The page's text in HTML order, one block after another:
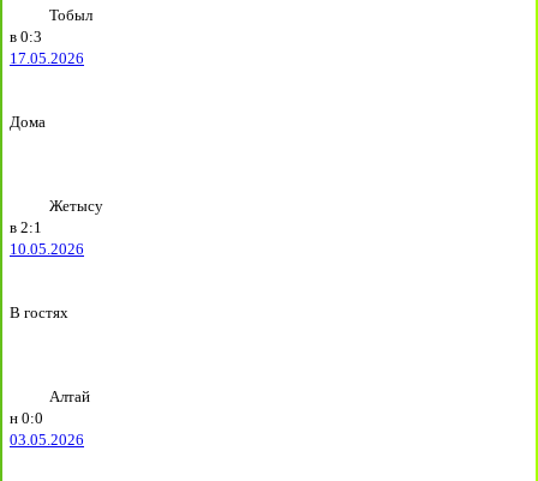
Тобыл
в 0:3
17.05.2026
Дома
Жетысу
в 2:1
10.05.2026
В гостях
Алтай
н 0:0
03.05.2026